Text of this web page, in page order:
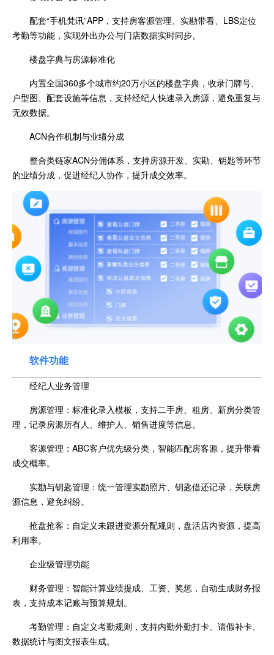
配套“手机梵讯”APP，支持房客源管理、实勘带看、LBS定位
考勤等功能，实现外出办公与门店数据实时同步。
楼盘字典与房源标准化
内置全国360多个城市约20万小区的楼盘字典，收录门牌号、
户型图、配套设施等信息，支持经纪人快速录入房源，避免重复与
无效数据。
ACN合作机制与业绩分成
整合类链家ACN分佣体系，支持房源开发、实勘、钥匙等环节
的业绩分成，促进经纪人协作，提升成交效率。
软件功能
经纪人业务管理
房源管理：标准化录入模板，支持二手房、租房、新房分类管
理，记录房源所有人、维护人、销售进度等信息。
客源管理：ABC客户优先级分类，智能匹配房客源，提升带看
成交概率。
实勘与钥匙管理：统一管理实勘照片、钥匙借还记录，关联房
源信息，避免纠纷。
抢盘抢客：自定义未跟进资源分配规则，盘活店内资源，提高
利用率。
企业级管理功能
财务管理：智能计算业绩提成、工资、奖惩，自动生成财务报
表，支持成本记账与预算规划。
考勤管理：自定义考勤规则，支持内勤外勤打卡、请假补卡、
数据统计与图文报表生成。